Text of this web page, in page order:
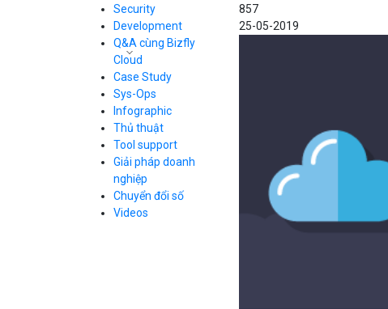
Bảng giá
Bảng giá
Bảng giá
857
25-05-2019
Load Balancer
Auto Scaling
Container Registry
Kubernetes
Cloud Database
Call Center
Business Email
Simple Storage
VPN
Traffic Manager
Cloud VPS
Kafka
Videos
Security
Development
Q&A cùng Bizfly
Cloud
Q&A về Bizfly
Cloud Server
Thao tác kết nối
tới server
Videos
Q&A về Bizfly
Business Email
Videos
Case Study
Sys-Ops
Infographic
Thủ thuật
Tool support
Giải pháp doanh
nghiệp
Chuyển đổi số
Videos